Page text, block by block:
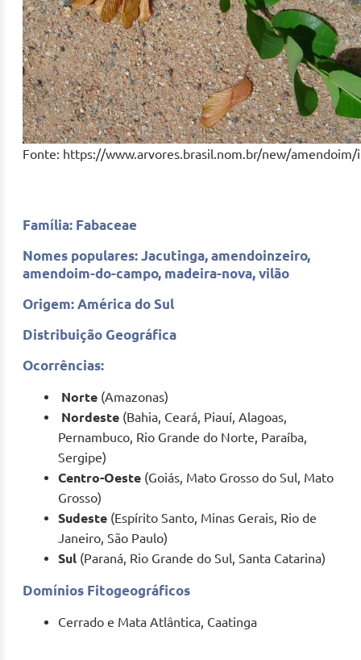
Fonte: https://www.arvores.brasil.nom.br/new/
Família: Fabaceae
Nomes populares: Jacutinga, amendoinzeiro,
amendoim-do-campo, madeira-nova, vilão
Origem: América do Sul
Distribuição Geográfica
Ocorrências:
Norte (Amazonas)
Nordeste (Bahia, Ceará, Piauí, Alagoas,
Pernambuco, Rio Grande do Norte, Paraíba,
Sergipe)
Centro-Oeste (Goiás, Mato Grosso do Sul, Mato
Grosso)
Sudeste (Espírito Santo, Minas Gerais, Rio de
Janeiro, São Paulo)
Sul (Paraná, Rio Grande do Sul, Santa Catarina)
Domínios Fitogeográficos
Cerrado e Mata Atlântica, Caatinga